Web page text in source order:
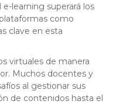
learning superará los
como
clave en esta
virtuales de manera
Muchos docentes y
al gestionar sus
de contenidos hasta el